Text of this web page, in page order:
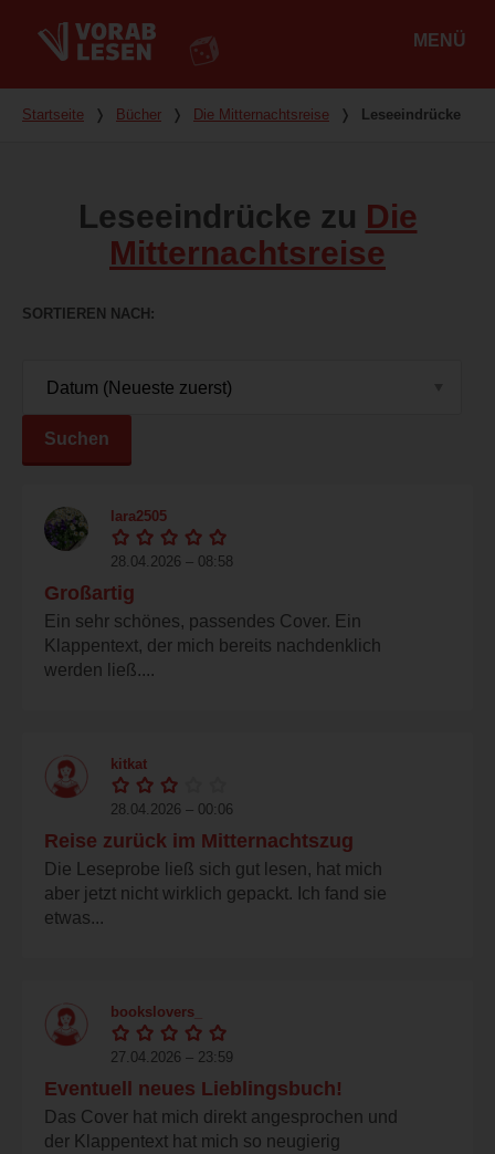
MENÜ
Du bist hier
Startseite ❭ Bücher ❭ Die Mitternachtsreise ❭ Leseeindrücke
Leseeindrücke zu Die
Mitternachtsreise
SORTIEREN NACH
Suchen
lara2505
28.04.2026 – 08:58
Großartig
Ein sehr schönes, passendes Cover. Ein
Klappentext, der mich bereits nachdenklich
werden ließ....
kitkat
28.04.2026 – 00:06
Reise zurück im Mitternachtszug
Die Leseprobe ließ sich gut lesen, hat mich
aber jetzt nicht wirklich gepackt. Ich fand sie
etwas...
bookslovers_
27.04.2026 – 23:59
Eventuell neues Lieblingsbuch!
Das Cover hat mich direkt angesprochen und
der Klappentext hat mich so neugierig